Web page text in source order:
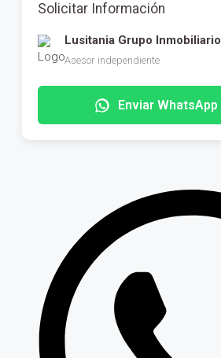
Solicitar Información
Lusitania Grupo Inmobiliario
Asesor independiente
Enviar WhatsApp